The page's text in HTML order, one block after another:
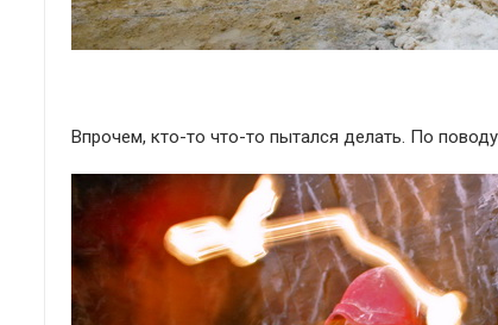
Впрочем, кто-то что-то пытался делать. По